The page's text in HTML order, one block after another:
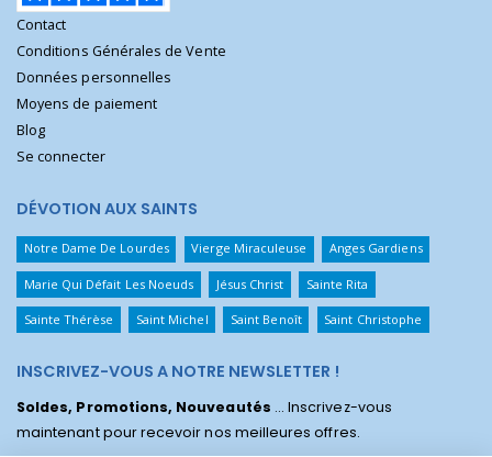
Contact
Conditions Générales de Vente
Données personnelles
Moyens de paiement
Blog
Se connecter
DÉVOTION AUX SAINTS
Notre Dame De Lourdes Vierge Miraculeuse Anges Gardiens
Marie Qui Défait Les Noeuds Jésus Christ Sainte Rita
Sainte Thérèse Saint Michel Saint Benoît Saint Christophe
INSCRIVEZ-VOUS A NOTRE NEWSLETTER !
Soldes, Promotions, Nouveautés ... Inscrivez-vous
maintenant pour recevoir nos meilleures offres.